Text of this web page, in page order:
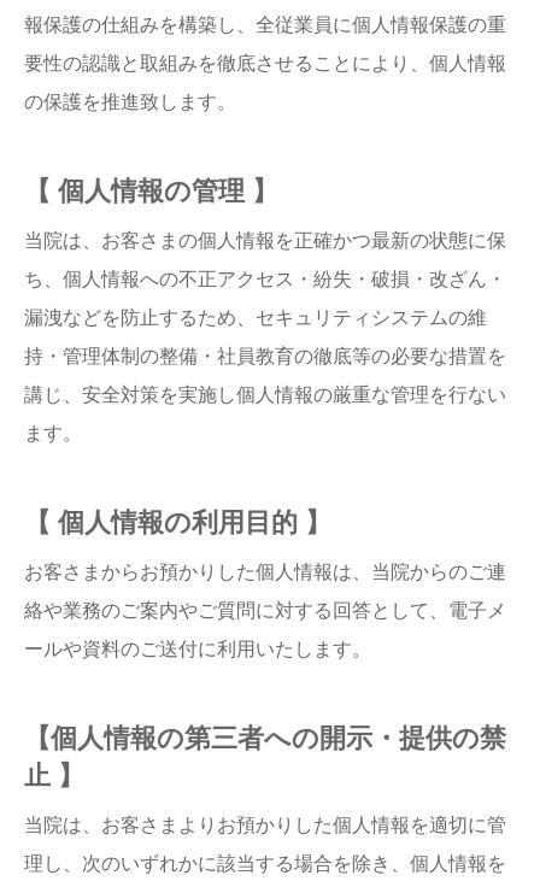
報保護の仕組みを構築し、全従業員に個人情報保護の重
要性の認識と取組みを徹底させることにより、個人情報
の保護を推進致します。
【 個人情報の管理 】
当院は、お客さまの個人情報を正確かつ最新の状態に保
ち、個人情報への不正アクセス・紛失・破損・改ざん・
漏洩などを防止するため、セキュリティシステムの維
持・管理体制の整備・社員教育の徹底等の必要な措置を
講じ、安全対策を実施し個人情報の厳重な管理を行ない
ます。
【 個人情報の利用目的 】
お客さまからお預かりした個人情報は、当院からのご連
絡や業務のご案内やご質問に対する回答として、電子メ
ールや資料のご送付に利用いたします。
【個人情報の第三者への開示・提供の禁
止 】
当院は、お客さまよりお預かりした個人情報を適切に管
理し、次のいずれかに該当する場合を除き、個人情報を